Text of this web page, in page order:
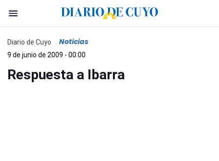
Diario de Cuyo Noticias
9 de junio de 2009 - 00:00
Respuesta a Ibarra